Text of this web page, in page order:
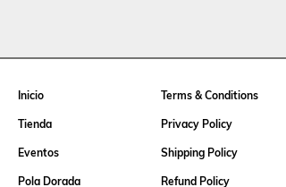
Inicio
Tienda
Eventos
Pola Dorada
Terms & Conditions
Privacy Policy
Shipping Policy
Refund Policy